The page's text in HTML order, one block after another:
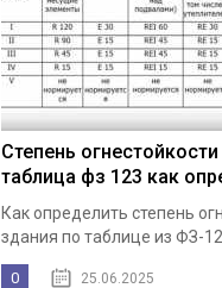
Степень
таблица фз 123 как
Как определить степень
здания по таблице из ФЗ-
0 25.06.2025